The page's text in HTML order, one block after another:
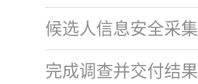
候选人信息安全采集
完成调查并交付结果